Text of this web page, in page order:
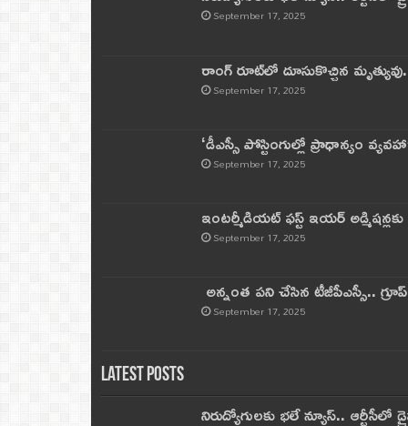
September 17, 2025
రాంగ్ రూట్‌లో దూసుకొచ్చిన
September 17, 2025
‘డీఎస్సీ పోస్టింగుల్లో ప్రాధాన్యం
September 17, 2025
ఇంటర్మీడియట్ ఫస్ట్‌ ఇయర్‌
September 17, 2025
అన్నంత పని చేసిన టీజీపీఎస్సీ..
September 17, 2025
Latest Posts
నిరుద్యోగులకు భలే న్యూస్.. ఆర్టీసీలో